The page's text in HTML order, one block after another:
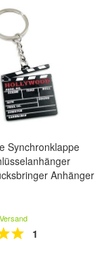
Synchronklappe
Anhänger
1